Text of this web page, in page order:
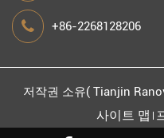
+86-2268128206
저작권 소유( Tianjin
사이트 맵